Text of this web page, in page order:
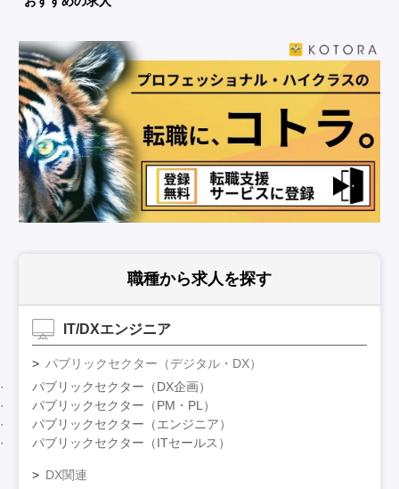
職種から求人を探す
IT/DXエンジニア
パブリックセクター（デジタル・DX）
パブリックセクター（DX企画）
パブリックセクター（PM・PL）
パブリックセクター（エンジニア）
パブリックセクター（ITセールス）
DX関連